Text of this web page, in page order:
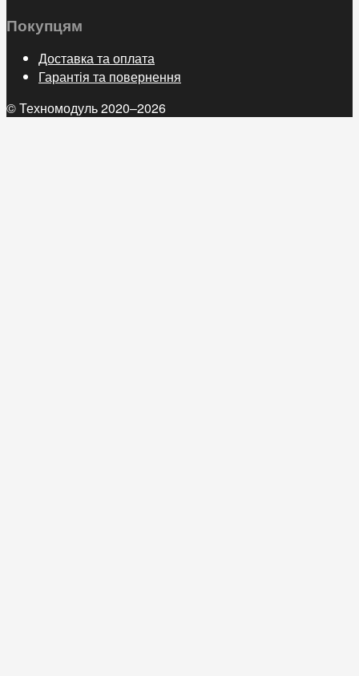
Покупцям
Доставка та оплата
Гарантія та повернення
© Техномодуль 2020–2026